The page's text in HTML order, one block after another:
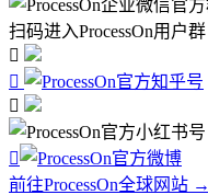
扫码进入ProcessOn用户群




前往ProcessOn全球网站 →